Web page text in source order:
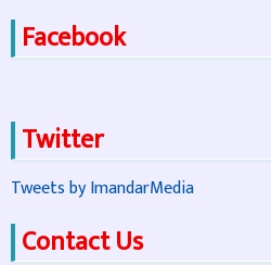
Facebook
Twitter
Tweets by ImandarMedia
Contact Us